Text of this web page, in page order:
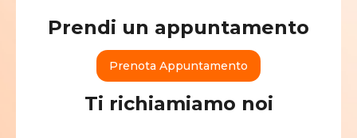
Prendi un appuntamento
Prenota Appuntamento
Ti richiamiamo noi